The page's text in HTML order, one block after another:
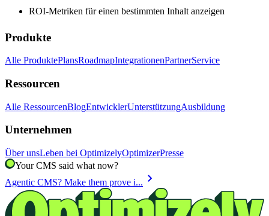
ROI-Metriken für einen bestimmten Inhalt anzeigen
Produkte
Alle ProduktePlansRoadmapIntegrationenPartnerService
Ressourcen
Alle RessourcenBlogEntwicklerUnterstützungAusbildung
Unternehmen
Über unsLeben bei OptimizelyOptimizerPresse
Your CMS said what now?
Agentic CMS? Make them prove i... chevron_right